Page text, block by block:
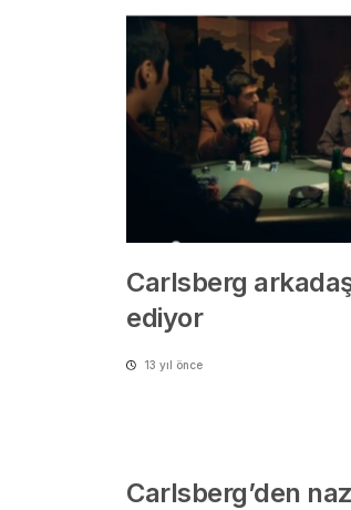
Carlsberg
ediyor
13 yıl önce
Carlsberg’den